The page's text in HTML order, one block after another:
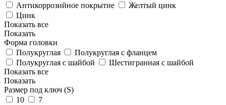
Антикоррозийное покрытие
Желтый цинк
Цинк
Показать все
Показать
Форма головки
Полукруглая
Полукруглая с фланцем
Полукруглая с шайбой
Шестигранная с шайбой
Показать все
Показать
Размер под ключ (S)
10
7